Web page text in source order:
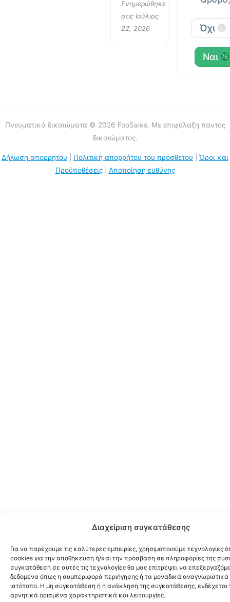
Διαχείριση συγκατάθεσης
Για να παρέχουμε τις καλύτερες εμπειρίες, χρησιμοποιούμε τεχνολογίες
cookies για την αποθήκευση ή/και την πρόσβαση σε πληροφορίες της
συγκατάθεση σε αυτές τις τεχνολογίες θα μας επιτρέψει να
δεδομένα όπως η συμπεριφορά περιήγησης ή τα μοναδικά
ιστότοπο. Η μη συγκατάθεση ή η ανάκληση της συγκατάθεσης, ενδέχεται
αρνητικά ορισμένα χαρακτηριστικά και λειτουργίες.
Ενημερώθηκε
στις Ιούλιος
22, 2026
Όχι 10
Ναι 76
Πνευματικά δικαιώματα © 2026 FooSales. Με επιφύλαξη παντός
δικαιώματος.
Δήλωση απορρήτου Πολιτική απορρήτου του πρόσθετου
Όροι και
Προϋποθέσεις| Αποποίηση ευθύνης